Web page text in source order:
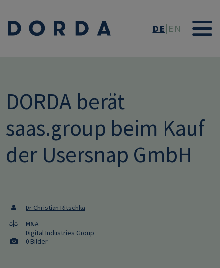
DE EN
DORDA berät
saas.group beim Kauf
der Usersnap GmbH
Dr Christian Ritschka
M&A
Digital Industries Group
0 Bilder